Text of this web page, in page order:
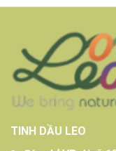
TINH DẦU LEO